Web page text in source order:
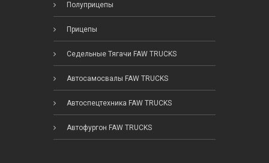
Полуприцепы
Прицепы
Седельные Тягачи FAW TRUCKS
Автосамосвалы FAW TRUCKS
Автоспецтехника FAW TRUCKS
Автофургон FAW TRUCKS